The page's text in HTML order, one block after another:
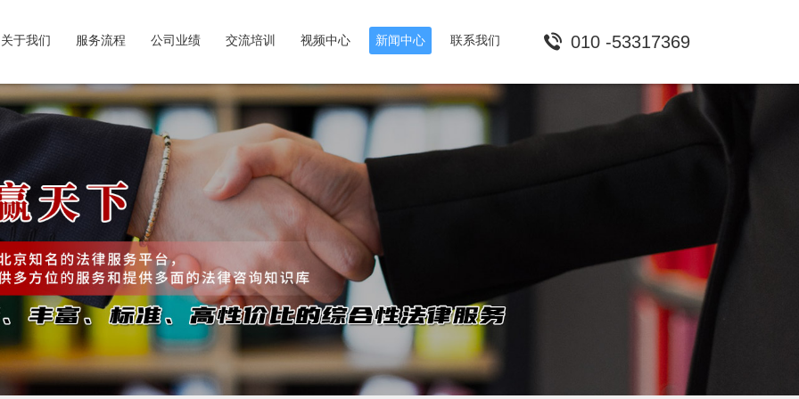
关于我们 服务流程 公司业绩 交流培训 视频中心 新闻中心 联系我们 010 -53317369